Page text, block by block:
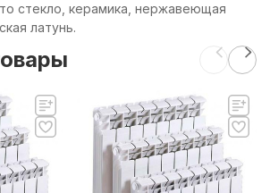
стекло, керамика, нержавеющая
латунь.